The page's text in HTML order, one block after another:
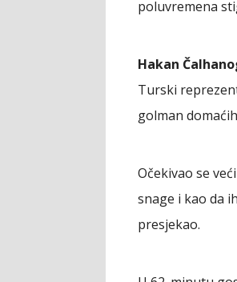
poluvremena
Hakan
Turski
golman
Očekivao se
snage i kao da
presjekao.